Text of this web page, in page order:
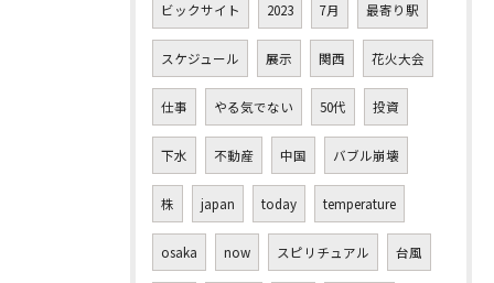
ビックサイト 2023 7月 最寄り駅
スケジュール 展示 関西 花火大会
仕事 やる気でない 50代 投資
下水 不動産 中国 バブル崩壊
株 japan today temperature
osaka now スピリチュアル 台風